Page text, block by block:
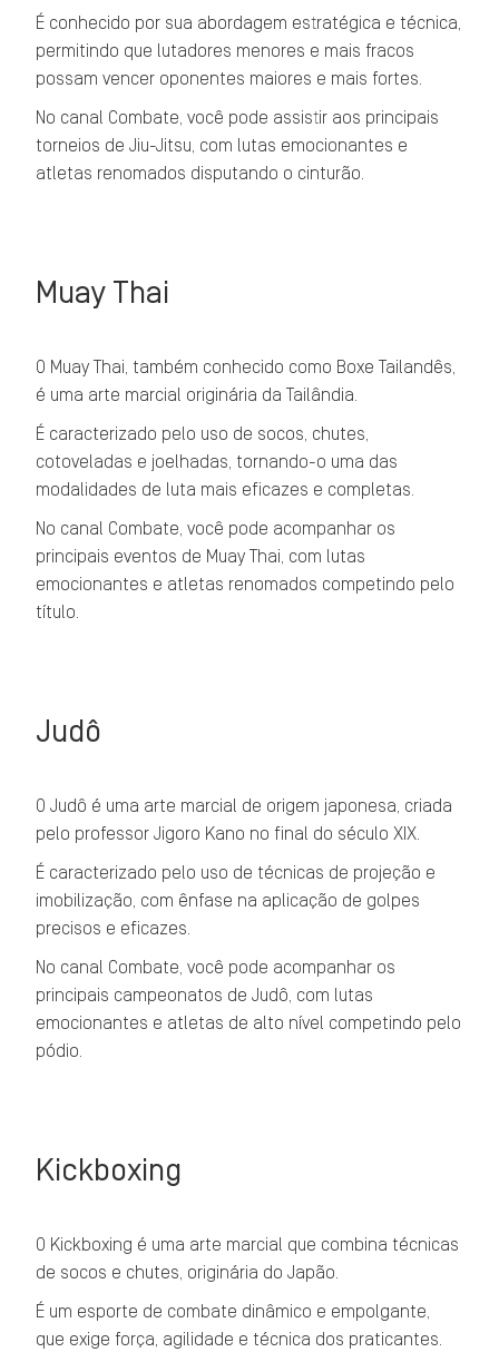
É conhecido por sua abordagem estratégica e técnica,
permitindo que lutadores menores e mais fracos
possam vencer oponentes maiores e mais fortes.
No canal Combate, você pode assistir aos principais
torneios de Jiu-Jitsu, com lutas emocionantes e
atletas renomados disputando o cinturão.
Muay Thai
O Muay Thai, também conhecido como Boxe Tailandês,
é uma arte marcial originária da Tailândia.
É caracterizado pelo uso de socos, chutes,
cotoveladas e joelhadas, tornando-o uma das
modalidades de luta mais eficazes e completas.
No canal Combate, você pode acompanhar os
principais eventos de Muay Thai, com lutas
emocionantes e atletas renomados competindo pelo
título.
Judô
O Judô é uma arte marcial de origem japonesa, criada
pelo professor Jigoro Kano no final do século XIX.
É caracterizado pelo uso de técnicas de projeção e
imobilização, com ênfase na aplicação de golpes
precisos e eficazes.
No canal Combate, você pode acompanhar os
principais campeonatos de Judô, com lutas
emocionantes e atletas de alto nível competindo pelo
pódio.
Kickboxing
O Kickboxing é uma arte marcial que combina técnicas
de socos e chutes, originária do Japão.
É um esporte de combate dinâmico e empolgante,
que exige força, agilidade e técnica dos praticantes.